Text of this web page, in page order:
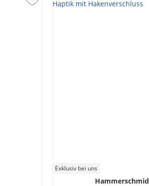
Exklusiv bei uns
Hammerschmid